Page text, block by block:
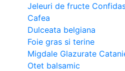
Jeleuri de fructe
Cafea
Dulceata belgiana
Foie gras si terine
Migdale Glazurate
Otet balsamic